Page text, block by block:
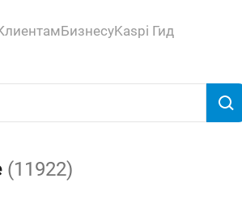
БизнесуKaspi Гид
(11922)